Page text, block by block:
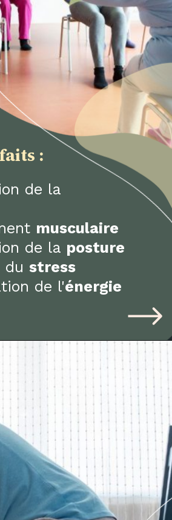
de la
musculaire
de la posture
du stress
de l'énergie
: